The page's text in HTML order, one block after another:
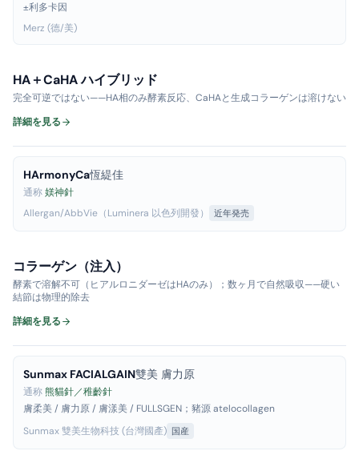
±利多卡因
Merz (德/美)
HA＋CaHA ハイブリッド
完全可逆ではない——HA相のみ酵素反応、CaHAと生成コラーゲンは溶けない
詳細を見る
HArmonyCa恆緹佳
通称媄神針
Allergan/AbbVie（Luminera 以色列開發）
近年発売
コラーゲン（注入）
酵素で溶解不可（ヒアルロニダーゼはHAのみ）；数ヶ月で自然吸収——硬い
結節は物理的除去
詳細を見る
Sunmax FACIALGAIN雙美 膚力原
通称熊貓針／稚齡針
膚柔美 / 膚力原 / 膚漾美 / FULLSGEN；豬源 atelocollagen
Sunmax 雙美生物科技 (台灣國產) 国産